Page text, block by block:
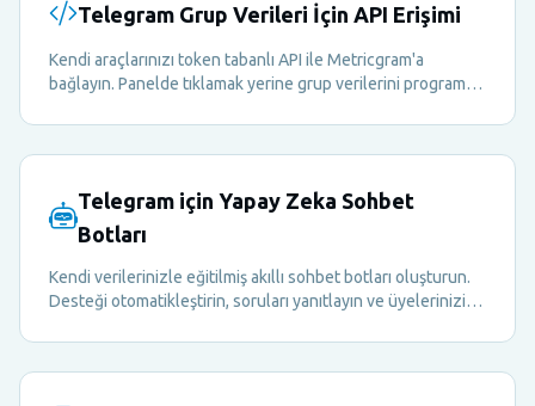
Telegram Grup Verileri İçin API Erişimi
Kendi araçlarınızı token tabanlı API ile Metricgram'a
bağlayın. Panelde tıklamak yerine grup verilerini programlı
Telegram için Yapay Zeka Sohbet
Botları
Kendi verilerinizle eğitilmiş akıllı sohbet botları oluşturun.
Desteği otomatikleştirin, soruları yanıtlayın ve üyelerinizin